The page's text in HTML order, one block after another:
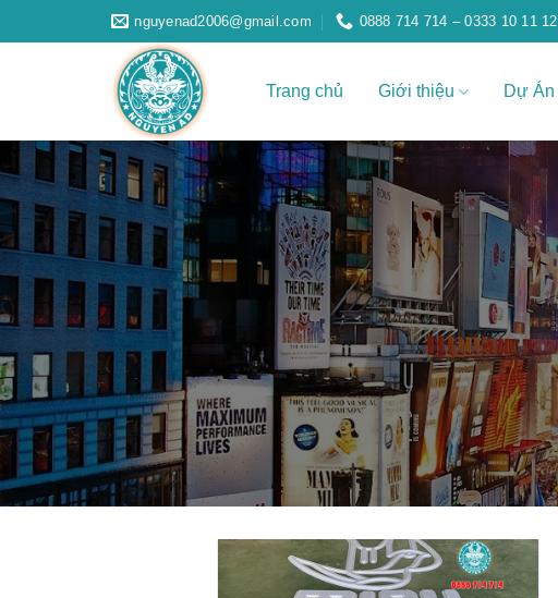
to
nguyenad2006@gmail.com 0888 714 714 – 0333 10 11 12
Trang chủ Giới thiệu Dự Án